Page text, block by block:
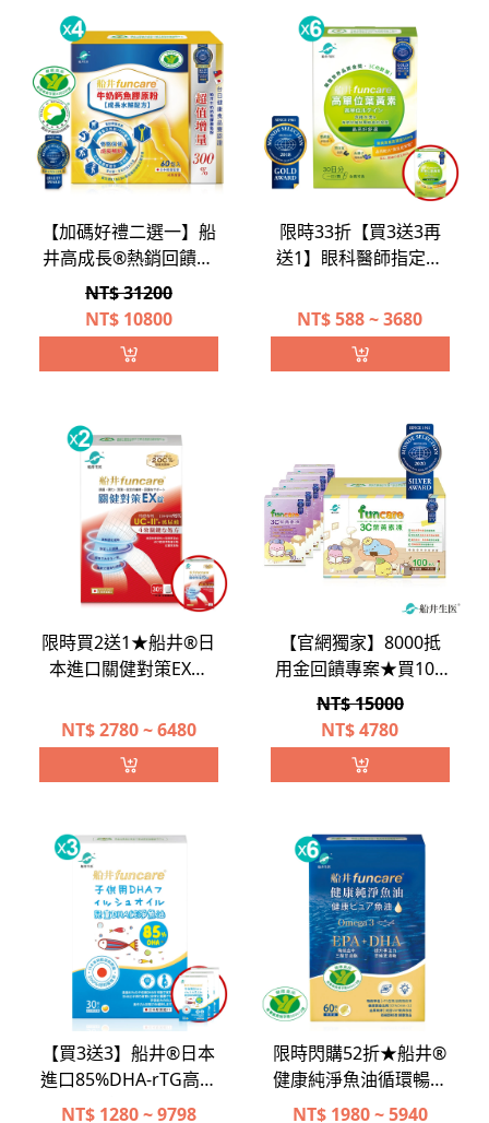
井高成長®熱銷回饋團
購組(共240包)500購物
金/湯鍋(市價$2,980)任
選1
NT$ 31200
NT$10800
限時33折【買3送3再
送1】眼科醫師指定補
充→船井®高單位葉黃
維生素A)
限時買2送1★船井®日
本進口關健對策EX錠
(超越足量UC-II)
【官網獨家】8000抵
用金回饋專案★買100
送50★船井®3C葉黃素
凍寶貝最愛年度回饋組
(共150包)
NT$ 15000
NT$4780
【買3送3】船井®日本
進口85%DHA-rTG高濃
度兒童純淨魚油
NT$1280 ~ 9798
限時閃購52折★船井®
健康純淨魚油循環暢通
組(衛福部核准健康食
品)
NT$1980 ~ 5940